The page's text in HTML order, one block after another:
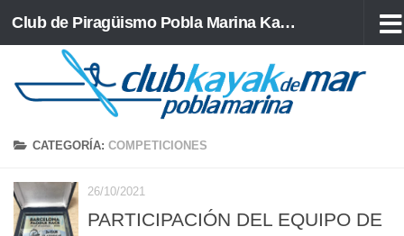
Saltar al contenido Club de Piragüismo Pobla Marina Kayak de Mar
CATEGORÍA:COMPETICIONES
26/10/2021
PARTICIPACIÓN DEL EQUIPO DE